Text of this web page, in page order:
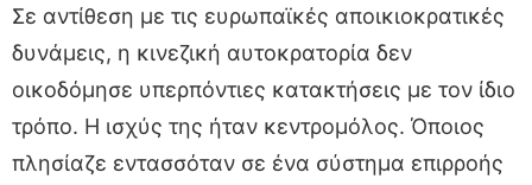
Σε αντίθεση με τις ευρωπαϊκές αποικιοκρατικές
δυνάμεις, η κινεζική αυτοκρατορία δεν
οικοδόμησε υπερπόντιες κατακτήσεις με τον ίδιο
τρόπο. Η ισχύς της ήταν κεντρομόλος. Όποιος
πλησίαζε εντασσόταν σε ένα σύστημα επιρροής